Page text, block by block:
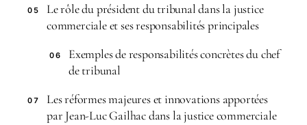
05
Le rôle du président du tribunal dans la justice
commerciale et ses responsabilités principales
06
Exemples de responsabilités concrètes du chef
de tribunal
07
Les réformes majeures et innovations apportées
par Jean-Luc Gailhac dans la justice commerciale